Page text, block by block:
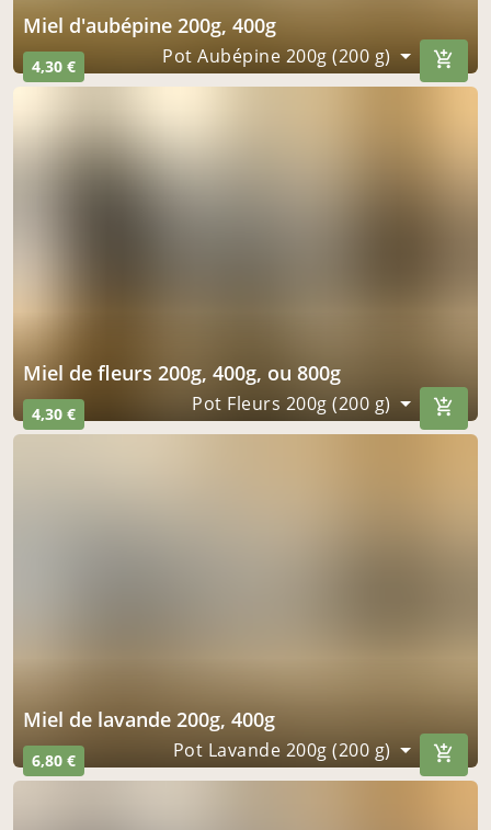
miel d'aubépine 200g, 400g
4,30 € Pot Aubépine 200g (200 g)
miel de fleurs 200g, 400g, ou 800g
4,30 € Pot Fleurs 200g (200 g)
miel de lavande 200g, 400g
6,80 € Pot Lavande 200g (200 g)